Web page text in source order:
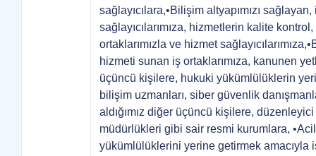
sağlayıcılara,•Bilişim altyapımızı
sağlayıcılarımıza, hizmetlerin kalite
ortaklarımızla ve hizmet
hizmeti sunan iş ortaklarımıza, kanunen
üçüncü kişilere, hukuki yükümlülüklerin
bilişim uzmanları, siber güvenlik
aldığımız diğer üçüncü kişilere,
müdürlükleri gibi sair resmi kurumlara,
yükümlülüklerini yerine getirmek amacıyla